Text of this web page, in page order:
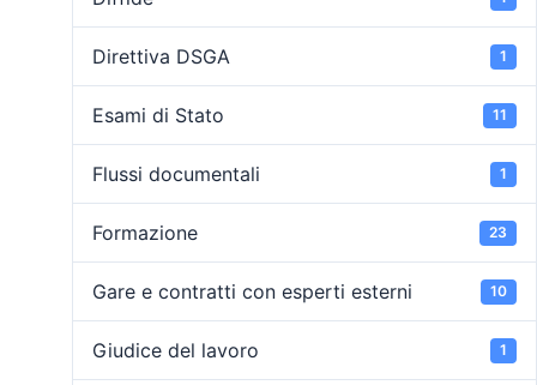
Direttiva DSGA 1
Esami di Stato 11
Flussi documentali 1
Formazione 23
Gare e contratti con esperti esterni 10
Giudice del lavoro 1